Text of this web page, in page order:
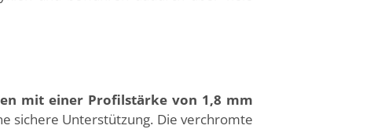
mit einer Profilstärke von 1,8 mm
sichere Unterstützung. Die verchromte